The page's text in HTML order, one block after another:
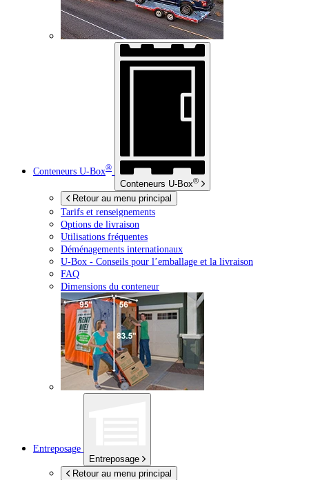
Conteneurs U-Box®
Conteneurs U-Box®
Retour au menu principal
Tarifs et renseignements
Options de livraison
Utilisations fréquentes
Déménagements internationaux
U-Box - Conseils pour l’emballage et la livraison
FAQ
Dimensions du conteneur
Entreposage
Entreposage
Retour au menu principal